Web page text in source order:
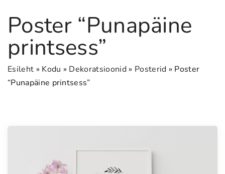
Poster “Punapäine
printsess”
Esileht » Kodu » Dekoratsioonid» Posterid » Poster
“Punapäine printsess”